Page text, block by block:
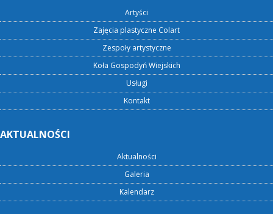
Artyści
Zajęcia plastyczne Colart
Zespoły artystyczne
Koła Gospodyń Wiejskich
Usługi
Kontakt
AKTUALNOŚCI
Aktualności
Galeria
Kalendarz